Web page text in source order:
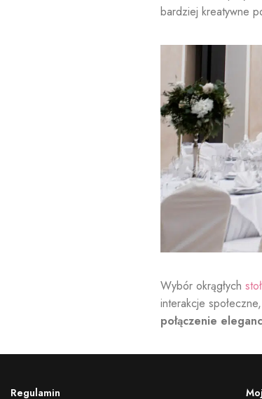
bardziej kreatywne
Wybór okrągłych
interakcje
połączenie
Regulamin